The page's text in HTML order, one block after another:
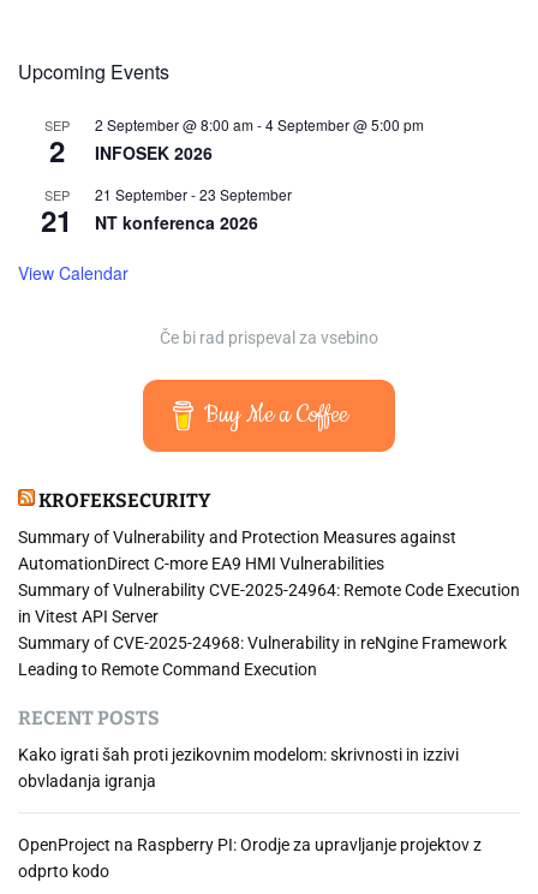
Upcoming Events
SEP
2
2 September @ 8:00 am-4 September @ 5:00 pm
INFOSEK 2026
SEP
21
21 September-23 September
NT konferenca 2026
View Calendar
Če bi rad prispeval za vsebino
Buy Me a Coffee
KROFEKSECURITY
Summary of Vulnerability and Protection Measures against
AutomationDirect C-more EA9 HMI Vulnerabilities
Summary of Vulnerability CVE-2025-24964: Remote Code Execution
in Vitest API Server
Summary of CVE-2025-24968: Vulnerability in reNgine Framework
Leading to Remote Command Execution
RECENT POSTS
Kako igrati šah proti jezikovnim modelom: skrivnosti in izzivi
obvladanja igranja
OpenProject na Raspberry PI: Orodje za upravljanje projektov z
odprto kodo